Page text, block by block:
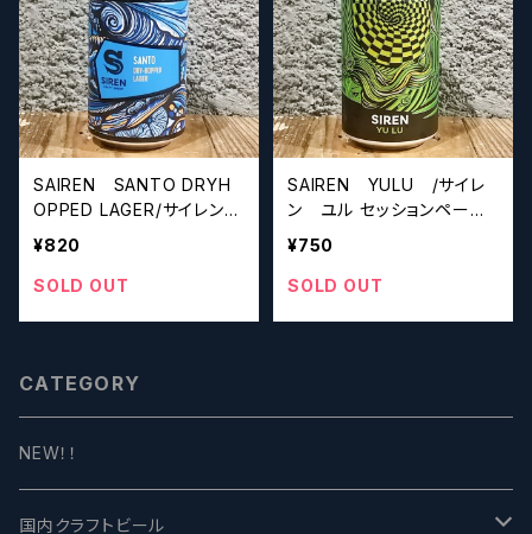
SAIREN SANTO DRYH
OPPED LAGER/サイレン
サント ドライホップドラガ
¥820
SOLD OUT
SAIREN YULU /サイレ
ン ユル セッションペール
エール【クラフトビール】
¥750
SOLD OUT
CATEGORY
NEW！！
国内クラフトビール